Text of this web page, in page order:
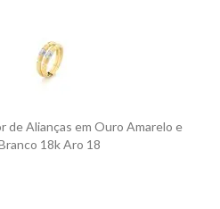
de Alianças em Ouro Amarelo e
18k Aro 18